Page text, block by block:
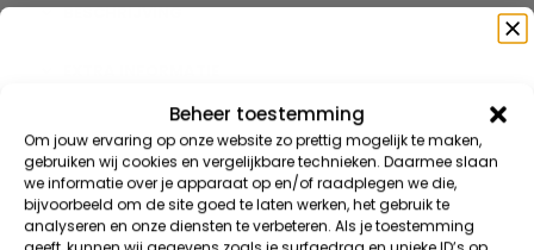
Beheer toestemming
Om jouw ervaring op onze website zo prettig mogelijk te maken,
gebruiken wij cookies en vergelijkbare technieken. Daarmee slaan
we informatie over je apparaat op en/of raadplegen we die,
bijvoorbeeld om de site goed te laten werken, het gebruik te
analyseren en onze diensten te verbeteren. Als je toestemming
BESCHRIJVING
BEOORDELINGEN (4)
DOWNLOADS
Speciaal voor jou
Meld je aan voor onze nieuwsbrief en ontvang direct
10% kortingop je eerste bestelling